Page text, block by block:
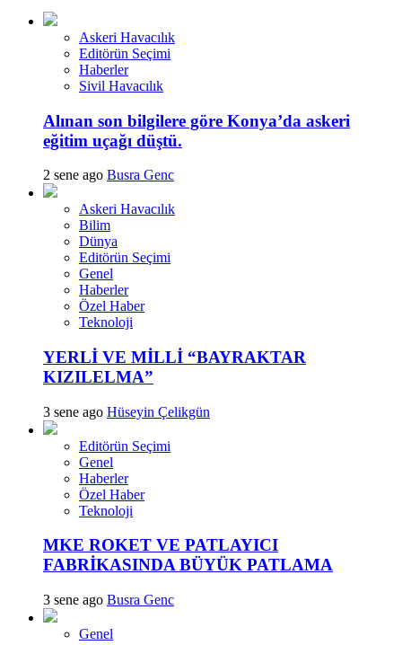
Askeri Havacılık
Editörün Seçimi
Haberler
Sivil Havacılık
Alınan son bilgilere göre Konya’da askeri
eğitim uçağı düştü.
2 sene ago Busra Genc
Askeri Havacılık
Bilim
Dünya
Editörün Seçimi
Genel
Haberler
Özel Haber
Teknoloji
YERLİ VE MİLLİ “BAYRAKTAR
KIZILELMA”
3 sene ago Hüseyin Çelikgün
Editörün Seçimi
Genel
Haberler
Özel Haber
Teknoloji
MKE ROKET VE PATLAYICI
FABRİKASINDA BÜYÜK PATLAMA
3 sene ago Busra Genc
Genel